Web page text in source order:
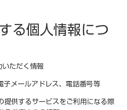
る個人情報につ
いただく情報
子メールアドレス、電話番号等
提供するサービスをご利用になる際